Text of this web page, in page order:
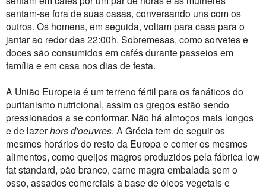
sentam-se fora de suas casas, conversando uns com os
outros. Os homens, em seguida, voltam para casa para o
jantar ao redor das 22:00h. Sobremesas, como sorvetes e
doces são consumidos em cafés durante passeios em
família e em casa nos dias de festa.
A União Europeia é um terreno fértil para os fanáticos do
puritanismo nutricional, assim os gregos estão sendo
pressionados a se conformar. Não há almoços mais longos
e de lazerhors d'oeuvres. A Grécia tem de seguir os
mesmos horários do resto da Europa e comer os mesmos
alimentos, como queijos magros produzidos pela fábrica low
fat standard, pão branco, carne magra embalada sem o
osso, assados ​​comerciais à base de óleos vegetais e